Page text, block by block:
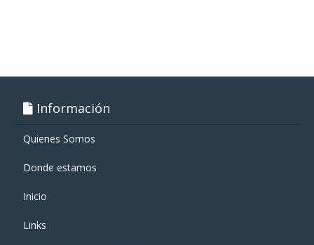
Información
Quienes Somos
Donde estamos
Inicio
Links